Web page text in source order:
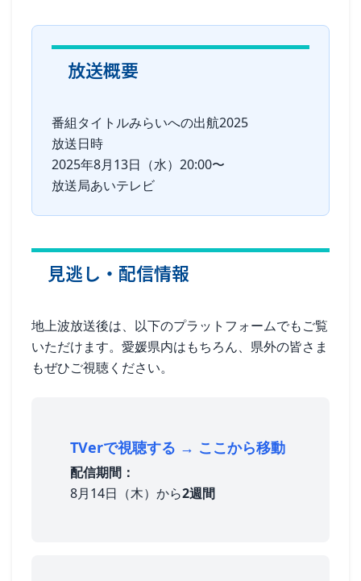
放送概要
番組タイトルみらいへの出航2025
放送日時
2025年8月13日（水）20:00〜
放送局あいテレビ
見逃し・配信情報
地上波放送後は、以下のプラットフォームでもご覧
いただけます。愛媛県内はもちろん、県外の皆さま
もぜひご視聴ください。
TVerで視聴する → ここから移動
配信期間：
8月14日（木） から2週間